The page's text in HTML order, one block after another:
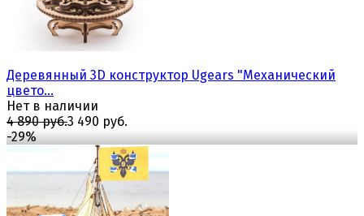
Деревянный 3D конструктор Ugears "Механический
цвето...
Нет в наличии
4 890 руб.3 490 руб.
-29%